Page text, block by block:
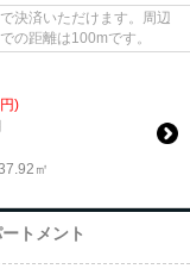
決済いただけます。周辺
の距離は100mです。
)
㎡
トメント